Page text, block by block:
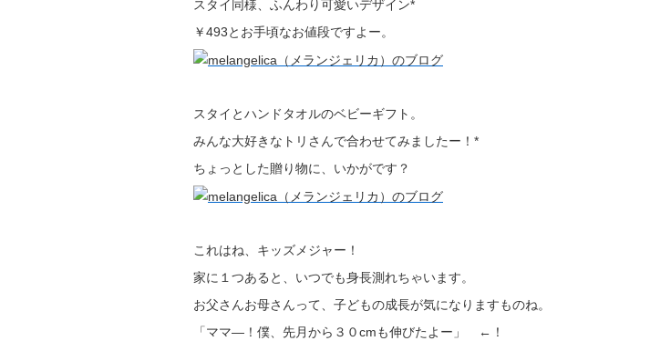
スタイ同様、ふんわり可愛いデザイン*
￥493とお手頃なお値段ですよー。
スタイとハンドタオルのベビーギフト。
みんな大好きなトリさんで合わせてみましたー！*
ちょっとした贈り物に、いかがです？
これはね、キッズメジャー！
家に１つあると、いつでも身長測れちゃいます。
お父さんお母さんって、子どもの成長が気になりますものね。
「ママ―！僕、先月から３０cmも伸びたよー」 ←！